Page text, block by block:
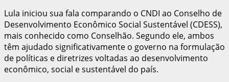
Lula iniciou sua fala comparando o CNDI ao Conselho de
Desenvolvimento Econômico Social Sustentável (CDESS),
mais conhecido como Conselhão. Segundo ele, ambos
têm ajudado significativamente o governo na formulação
de políticas e diretrizes voltadas ao desenvolvimento
econômico, social e sustentável do país.